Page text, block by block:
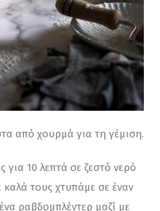
από χουρμά για τη γέμιση.
10 λεπτά σε ζεστό νερό
τους χτυπάμε σε έναν
ραβδομπλέντερ μαζί με